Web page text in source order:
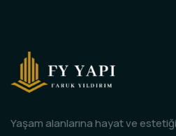
Yaşam alanlarına hayat ve